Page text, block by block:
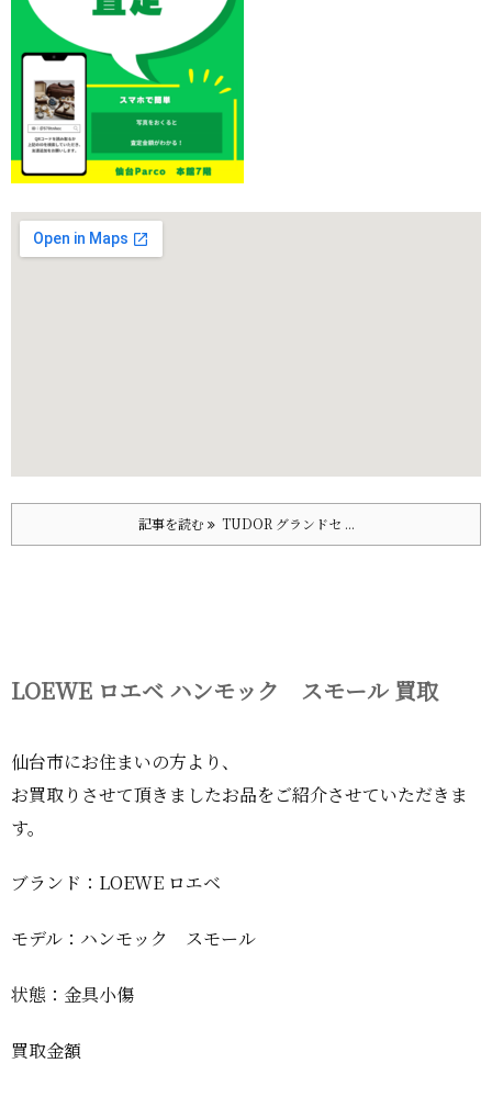
記事を読む TUDOR グランドセ ...
LOEWE ロエベ ハンモック スモール 買取
仙台市にお住まいの方より、
お買取りさせて頂きましたお品をご紹介させていただきま
す。
ブランド：LOEWE ロエベ
モデル：ハンモック スモール
状態：金具小傷
買取金額